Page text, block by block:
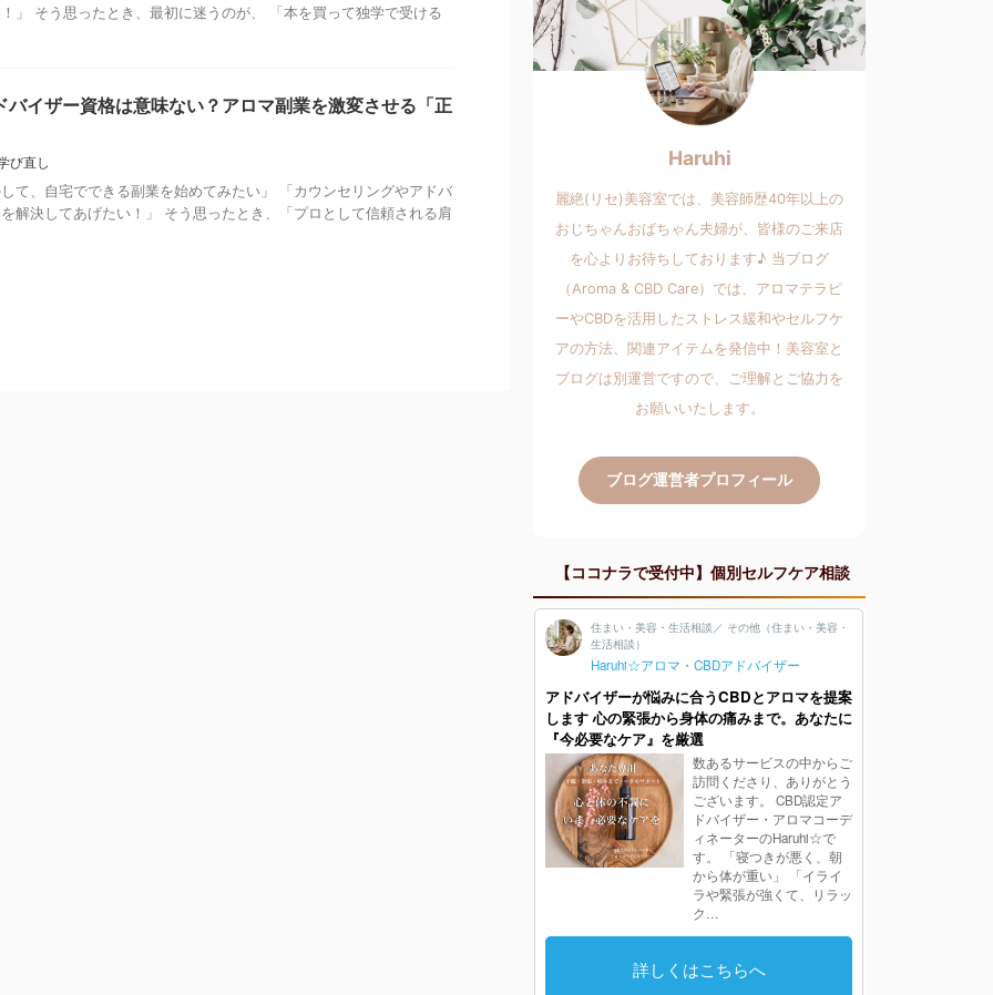
」 そう思ったとき、最初に迷うのが、 「本を買って独学で受ける
バイザー資格は意味ない？アロマ副業を激変させる「正
び直し
て、自宅でできる副業を始めてみたい」 「カウンセリングやアドバ
解決してあげたい！」 そう思ったとき、「プロとして信頼される肩
Haruhi
麗絶(リセ)美容室では、美容師歴40年以上の
おじちゃんおばちゃん夫婦が、皆様のご来店
を心よりお待ちしております♪ 当ブログ
（Aroma & CBD Care）では、アロマテラピ
ーやCBDを活用したストレス緩和やセルフケ
アの方法、関連アイテムを発信中！美容室と
ブログは別運営ですので、ご理解とご協力を
お願いいたします。
ブログ運営者プロフィール
【ココナラで受付中】個別セルフケア相談